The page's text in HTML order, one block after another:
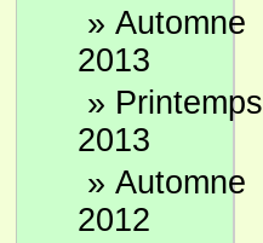
» Automne
2013
» Printemps
2013
» Automne
2012